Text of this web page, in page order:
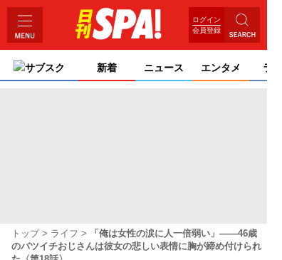
ログイン
会員登録
サブスク 新着 ニュース エンタメ ライ
トップ ライフ
「俺は女性の涙に人一倍弱い」――46歳
のバツイチおじさんは彼女の悲しい表情に胸が締め付けられ